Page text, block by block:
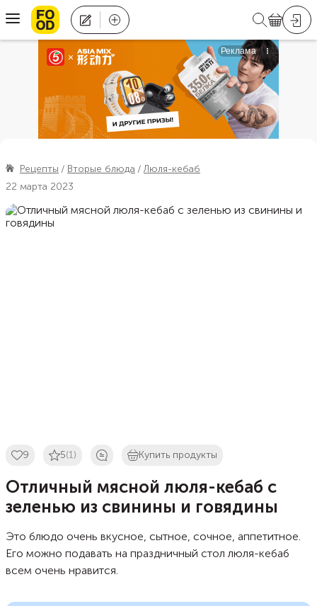
Рецепты Вторые блюда
Люля-кебаб
22 марта 2023
9 5(1) Купить продукты
Отличный мясной люля-кебаб с
зеленью из свинины и говядины
Это блюдо очень вкусное, сытное, сочное, аппетитное.
Его можно подавать на праздничный стол люля-кебаб
всем очень нравится.